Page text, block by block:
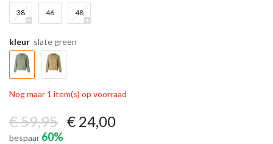
38 46 48
kleur slate green
Nog maar 1 item(s) op voorraad
€ 59,95 € 24,00
bespaar 60%